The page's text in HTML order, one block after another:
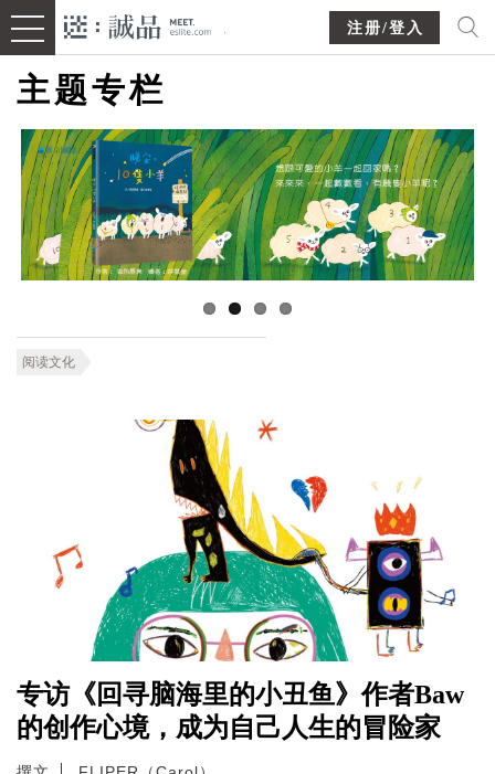
注册/登入
主题专栏
阅读文化
专访《回寻脑海里的小丑鱼》作者Baw
的创作心境，成为自己人生的冒险家